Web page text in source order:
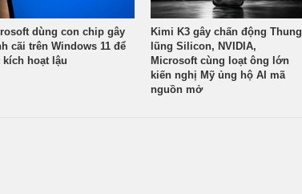
dùng con chip gây
cãi trên Windows 11 để
kích hoạt lậu
Kimi K3 gây chấn động Thung
lũng Silicon, NVIDIA,
Microsoft cùng loạt ông lớn
kiến nghị Mỹ ủng hộ AI mã
nguồn mở